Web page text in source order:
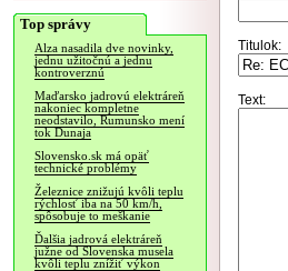
Top správy
Alza nasadila dve novinky,
jednu užitočnú a jednu
kontroverznú
Maďarsko jadrovú elektráreň
nakoniec kompletne
neodstavilo, Rumunsko mení
tok Dunaja
Slovensko.sk má opäť
technické problémy
Železnice znižujú kvôli teplu
rýchlosť iba na 50 km/h,
spôsobuje to meškanie
Ďalšia jadrová elektráreň
južne od Slovenska musela
kvôli teplu znížiť výkon
Titulok:
Text: